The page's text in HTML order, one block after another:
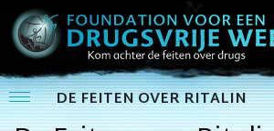
DE FEITEN OVER RITALIN